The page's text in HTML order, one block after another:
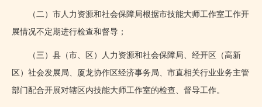
（二）市人力资源和社会保障局根据市技能大师工作室工作开
展情况不定期进行检查和督导；
（三）县（市、区）人力资源和社会保障局、经开区（高新
区）社会发展局、厦龙协作区经济事务局、市直相关行业业务主管
部门配合开展对辖区内技能大师工作室的检查、督导工作。